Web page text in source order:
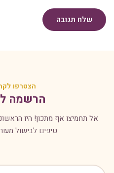
שלח תגובה
הצטרפו
הרשמה
אל תחמיצו אף מתכון! היו
טיפים לבישול